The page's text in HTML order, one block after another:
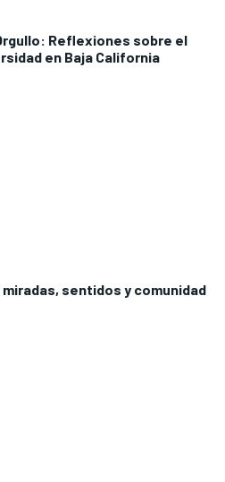
Reflexiones sobre el
en Baja California
sentidos y comunidad